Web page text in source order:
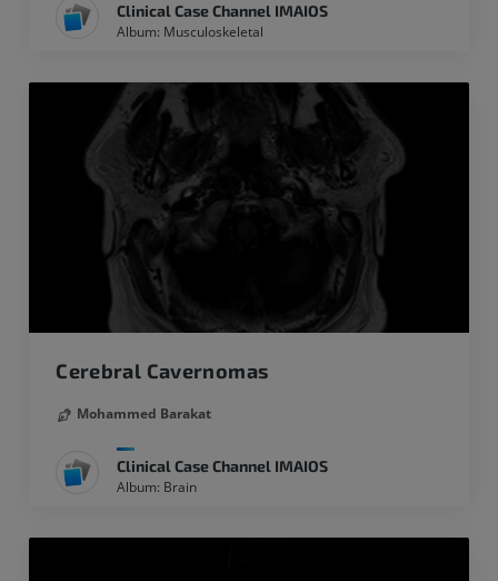
Clinical Case Channel IMAIOS
Album: Musculoskeletal
Cerebral Cavernomas
Mohammed Barakat
Clinical Case Channel IMAIOS
Album: Brain